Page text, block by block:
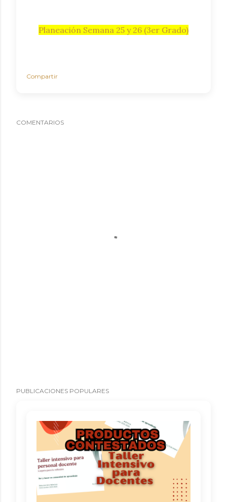
Planeación Semana 25 y 26 (3er Grado)
Compartir
COMENTARIOS
PUBLICACIONES POPULARES